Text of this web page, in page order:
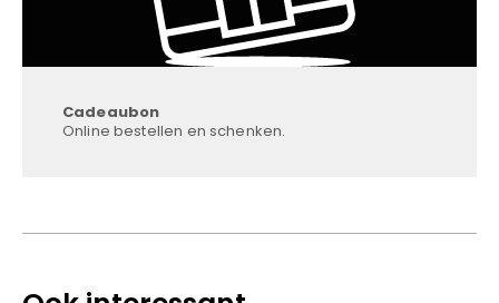
Cadeaubon
Online bestellen en schenken.